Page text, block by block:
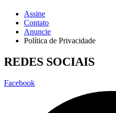
Assine
Contato
Anuncie
Política de Privacidade
REDES SOCIAIS
Facebook